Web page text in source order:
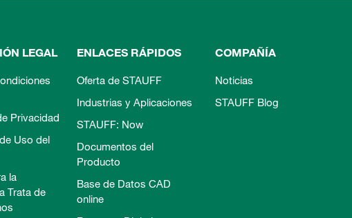
LEGAL
Privacidad
Uso del
la
Trata de
ENLACES RÁPIDOS
Oferta de STAUFF
Industrias y Aplicaciones
STAUFF: Now
Documentos del
Producto
Base de Datos CAD
online
COMPAÑÍA
Noticias
STAUFF Blog